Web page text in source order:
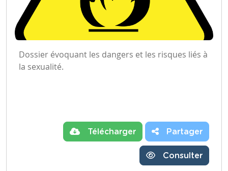
Dossier évoquant les dangers et les risques liés à
la sexualité.
Télécharger Partager
Consulter